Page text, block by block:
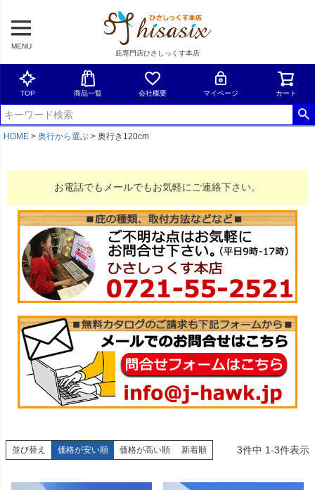
MENU
庇専門店ひさしっくす本店
TOP 商品一覧 会社概要 マイページ カート
HOME 奥行から選ぶ 奥行き120cm
お電話でもメールでもお気軽にご連絡下さい。
並び替え 価格が安い順 価格が高い順 新着順 3件中 1-3件表示